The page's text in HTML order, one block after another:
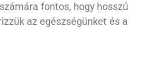
fontos, hogy hosszú
az egészségünket és a